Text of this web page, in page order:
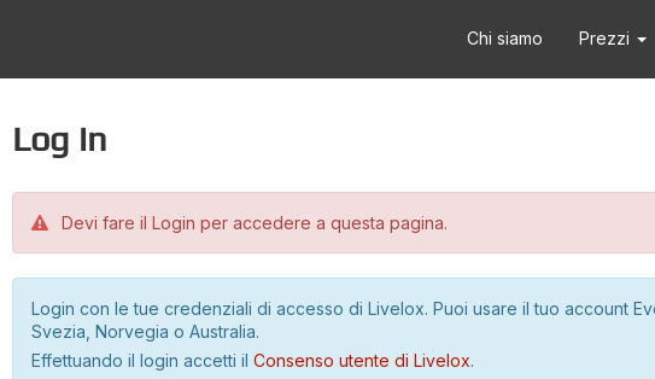
Chi siamo Prezzi
Log in
Devi fare il Login per accedere a questa pagina.
Login con le tue credenziali di accesso di Livelox. Puoi usare il tuo account
Svezia, Norvegia o Australia.
Effettuando il login accetti il Consenso utente di Livelox.